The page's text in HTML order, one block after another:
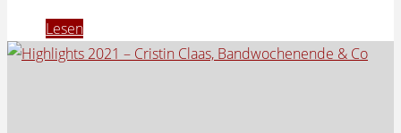
Lesen"CoverChorale
2.1